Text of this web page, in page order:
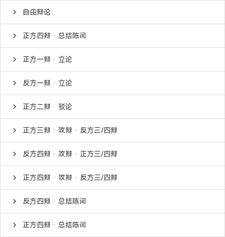
自由辩论
正方四辩 · 总结陈词
正方一辩 · 立论
反方一辩 · 立论
正方二辩 · 驳论
正方三辩 · 攻辩 · 反方三/四辩
反方四辩 · 攻辩 · 正方三/四辩
正方四辩 · 攻辩 · 反方三/四辩
反方四辩 · 总结陈词
正方四辩 · 总结陈词